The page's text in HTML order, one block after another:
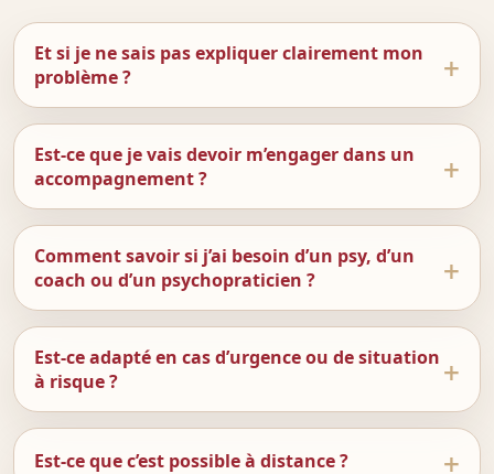
Et si je ne sais pas expliquer clairement mon
problème ?
Est-ce que je vais devoir m’engager dans un
accompagnement ?
Comment savoir si j’ai besoin d’un psy, d’un
coach ou d’un psychopraticien ?
Est-ce adapté en cas d’urgence ou de situation
à risque ?
Est-ce que c’est possible à distance ?